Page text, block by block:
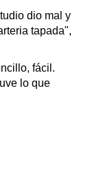
dio mal y
tapada",
fácil.
lo que